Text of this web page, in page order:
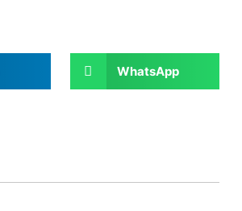
WhatsApp